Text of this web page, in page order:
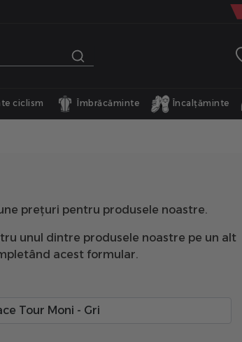
ciclism Îmbrăcăminte Încalțăminte
prețuri pentru produsele noastre.
unul dintre produsele noastre pe un alt
acest formular.